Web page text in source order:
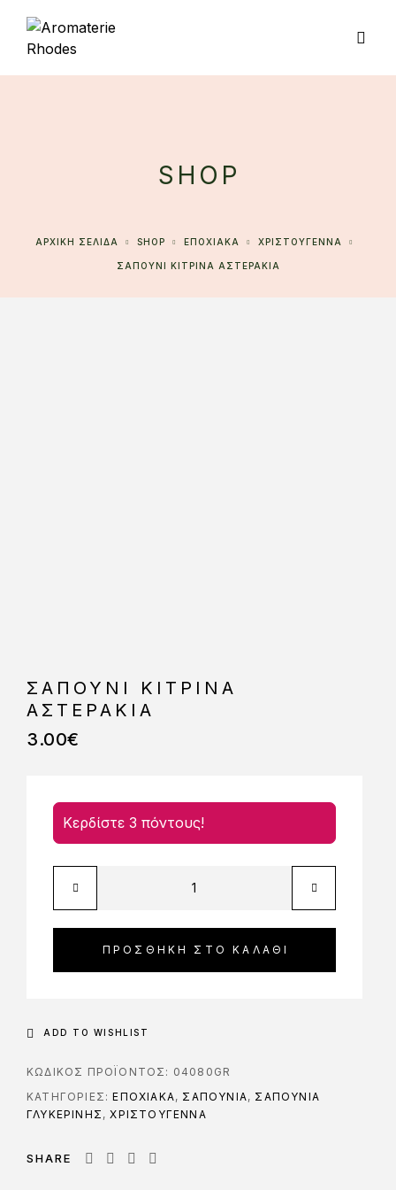
SHOP
ΑΡΧΙΚΉ ΣΕΛΊΔΑ SHOP ΕΠΟΧΙΑΚΑ ΧΡΙΣΤΟΥΓΕΝΝΑ
ΣΑΠΟΥΝΙ ΚΙΤΡΙΝΑ ΑΣΤΕΡΑΚΙΑ
ΣΑΠΟΥΝΙ ΚΙΤΡΙΝΑ
ΑΣΤΕΡΑΚΙΑ
3.00€
Κερδίστε 3 πόντους!
ΠΡΟΣΘΉΚΗ ΣΤΟ ΚΑΛΆΘΙ
ADD TO WISHLIST
ΚΩΔΙΚΌΣ ΠΡΟΪΌΝΤΟΣ: 04080GR
ΚΑΤΗΓΟΡΊΕΣ:ΕΠΟΧΙΑΚΑ, ΣΑΠΟΥΝΙΑ, ΣΑΠΟΥΝΙΑ
ΓΛΥΚΕΡΙΝΗΣ ,ΧΡΙΣΤΟΥΓΕΝΝΑ
SHARE